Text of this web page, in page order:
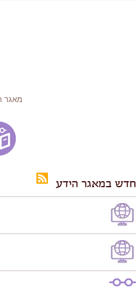
מאגר
חדש במאגר הידע